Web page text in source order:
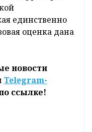
единственно
оценка дана
новости
Telegram-
ссылке!